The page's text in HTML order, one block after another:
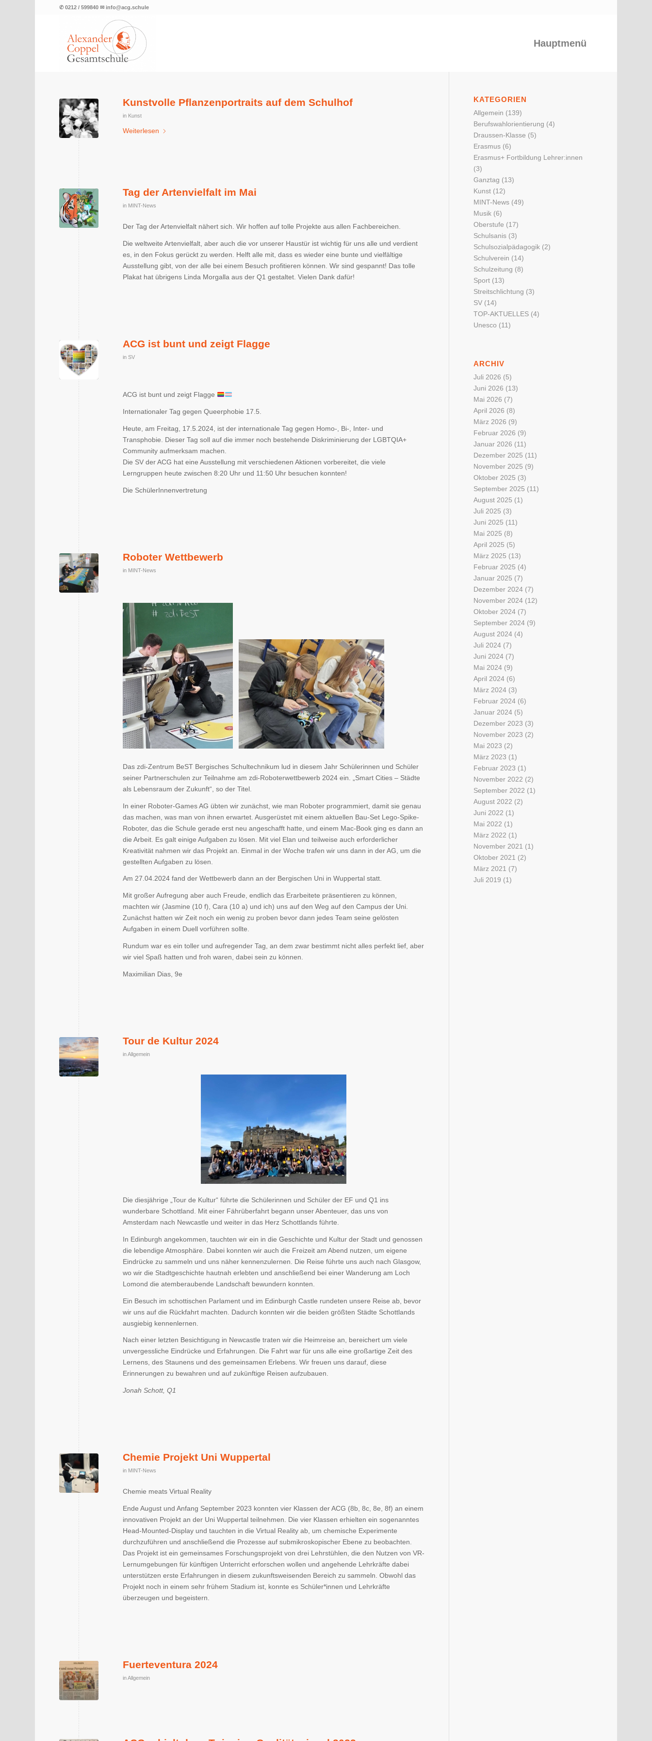
✆ 0212 / 599840 ✉ info@acg.schule
Hauptmenü
Kunstvolle Pflanzenportraits auf dem Schulhof
in Kunst
Weiterlesen
Tag der Artenvielfalt im Mai
in MINT-News
Der Tag der Artenvielfalt nähert sich. Wir hoffen auf tolle Projekte aus allen Fachbereichen.
Die weltweite Artenvielfalt, aber auch die vor unserer Haustür ist wichtig für uns alle und verdient
es, in den Fokus gerückt zu werden. Helft alle mit, dass es wieder eine bunte und vielfältige
Ausstellung gibt, von der alle bei einem Besuch profitieren können. Wir sind gespannt! Das tolle
Plakat hat übrigens Linda Morgalla aus der Q1 gestaltet. Vielen Dank dafür!
ACG ist bunt und zeigt Flagge
in SV
ACG ist bunt und zeigt Flagge
Internationaler Tag gegen Queerphobie 17.5.
Heute, am Freitag, 17.5.2024, ist der internationale Tag gegen Homo-, Bi-, Inter- und
Transphobie. Dieser Tag soll auf die immer noch bestehende Diskriminierung der LGBTQIA+
Community aufmerksam machen.
Die SV der ACG hat eine Ausstellung mit verschiedenen Aktionen vorbereitet, die viele
Lerngruppen heute zwischen 8:20 Uhr und 11:50 Uhr besuchen konnten!
Die SchülerInnenvertretung
Roboter Wettbewerb
in MINT-News
Das zdi-Zentrum BeST Bergisches Schultechnikum lud in diesem Jahr Schülerinnen und Schüler
seiner Partnerschulen zur Teilnahme am zdi-Roboterwettbewerb 2024 ein. „Smart Cities – Städte
als Lebensraum der Zukunft“, so der Titel.
In einer Roboter-Games AG übten wir zunächst, wie man Roboter programmiert, damit sie genau
das machen, was man von ihnen erwartet. Ausgerüstet mit einem aktuellen Bau-Set Lego-Spike-
Roboter, das die Schule gerade erst neu angeschafft hatte, und einem Mac-Book ging es dann an
die Arbeit. Es galt einige Aufgaben zu lösen. Mit viel Elan und teilweise auch erforderlicher
Kreativität nahmen wir das Projekt an. Einmal in der Woche trafen wir uns dann in der AG, um die
gestellten Aufgaben zu lösen.
Am 27.04.2024 fand der Wettbewerb dann an der Bergischen Uni in Wuppertal statt.
Mit großer Aufregung aber auch Freude, endlich das Erarbeitete präsentieren zu können,
machten wir (Jasmine (10 f), Cara (10 a) und ich) uns auf den Weg auf den Campus der Uni.
Zunächst hatten wir Zeit noch ein wenig zu proben bevor dann jedes Team seine gelösten
Aufgaben in einem Duell vorführen sollte.
Rundum war es ein toller und aufregender Tag, an dem zwar bestimmt nicht alles perfekt lief, aber
wir viel Spaß hatten und froh waren, dabei sein zu können.
Maximilian Dias, 9e
Tour de Kultur 2024
inAllgemein
Die diesjährige „Tour de Kultur“ führte die Schülerinnen und Schüler der EF und Q1 ins
wunderbare Schottland. Mit einer Fährüberfahrt begann unser Abenteuer, das uns von
Amsterdam nach Newcastle und weiter in das Herz Schottlands führte.
In Edinburgh angekommen, tauchten wir ein in die Geschichte und Kultur der Stadt und genossen
die lebendige Atmosphäre. Dabei konnten wir auch die Freizeit am Abend nutzen, um eigene
Eindrücke zu sammeln und uns näher kennenzulernen. Die Reise führte uns auch nach Glasgow,
wo wir die Stadtgeschichte hautnah erlebten und anschließend bei einer Wanderung am Loch
Lomond die atemberaubende Landschaft bewundern konnten.
Ein Besuch im schottischen Parlament und im Edinburgh Castle rundeten unsere Reise ab, bevor
wir uns auf die Rückfahrt machten. Dadurch konnten wir die beiden größten Städte Schottlands
ausgiebig kennenlernen.
Nach einer letzten Besichtigung in Newcastle traten wir die Heimreise an, bereichert um viele
unvergessliche Eindrücke und Erfahrungen. Die Fahrt war für uns alle eine großartige Zeit des
Lernens, des Staunens und des gemeinsamen Erlebens. Wir freuen uns darauf, diese
Erinnerungen zu bewahren und auf zukünftige Reisen aufzubauen.
Jonah Schott, Q1
Chemie Projekt Uni Wuppertal
in MINT-News
Chemie meats Virtual Reality
Ende August und Anfang September 2023 konnten vier Klassen der ACG (8b, 8c, 8e, 8f) an einem
innovativen Projekt an der Uni Wuppertal teilnehmen. Die vier Klassen erhielten ein sogenanntes
Head-Mounted-Display und tauchten in die Virtual Reality ab, um chemische Experimente
durchzuführen und anschließend die Prozesse auf submikroskopischer Ebene zu beobachten.
Das Projekt ist ein gemeinsames Forschungsprojekt von drei Lehrstühlen, die den Nutzen von VR-
Lernumgebungen für künftigen Unterricht erforschen wollen und angehende Lehrkräfte dabei
unterstützen erste Erfahrungen in diesem zukunftsweisenden Bereich zu sammeln. Obwohl das
Projekt noch in einem sehr frühem Stadium ist, konnte es Schüler*innen und Lehrkräfte
überzeugen und begeistern.
Fuerteventura 2024
inAllgemein
KATEGORIEN
Allgemein (139)
Berufswahlorientierung (4)
Draussen-Klasse (5)
Erasmus (6)
Erasmus+ Fortbildung Lehrer:innen
(3)
Ganztag (13)
Kunst (12)
MINT-News (49)
Musik (6)
Oberstufe (17)
Schulsanis (3)
Schulsozialpädagogik (2)
Schulverein (14)
Schulzeitung (8)
Sport (13)
Streitschlichtung (3)
SV (14)
TOP-AKTUELLES (4)
Unesco (11)
ARCHIV
Juli 2026 (5)
Juni 2026 (13)
Mai 2026 (7)
April 2026 (8)
März 2026 (9)
Februar 2026 (9)
Januar 2026 (11)
Dezember 2025 (11)
November 2025 (9)
Oktober 2025 (3)
September 2025 (11)
August 2025 (1)
Juli 2025 (3)
Juni 2025 (11)
Mai 2025 (8)
April 2025 (5)
März 2025 (13)
Februar 2025 (4)
Januar 2025 (7)
Dezember 2024 (7)
November 2024 (12)
Oktober 2024 (7)
September 2024 (9)
August 2024 (4)
Juli 2024 (7)
Juni 2024 (7)
Mai 2024 (9)
April 2024 (6)
März 2024 (3)
Februar 2024 (6)
Januar 2024 (5)
Dezember 2023 (3)
November 2023 (2)
Mai 2023 (2)
März 2023 (1)
Februar 2023 (1)
November 2022 (2)
September 2022 (1)
August 2022 (2)
Juni 2022 (1)
Mai 2022 (1)
März 2022 (1)
November 2021 (1)
Oktober 2021 (2)
März 2021 (7)
Juli 2019 (1)